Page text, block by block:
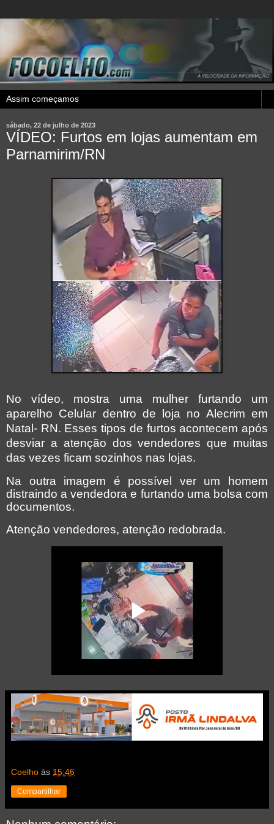
sábado, 22 de julho de 2023
VÍDEO: Furtos em lojas aumentam em
Parnamirim/RN
No vídeo, mostra uma mulher furtando um
aparelho Celular dentro de loja no Alecrim em
Natal- RN. Esses tipos de furtos acontecem após
desviar a atenção dos vendedores que muitas
das vezes ficam sozinhos nas lojas.
Na outra imagem é possível ver um homem
distraindo a vendedora e furtando uma bolsa com
documentos.
Atenção vendedores, atenção redobrada.
Coelho às 15:46
Compartilhar